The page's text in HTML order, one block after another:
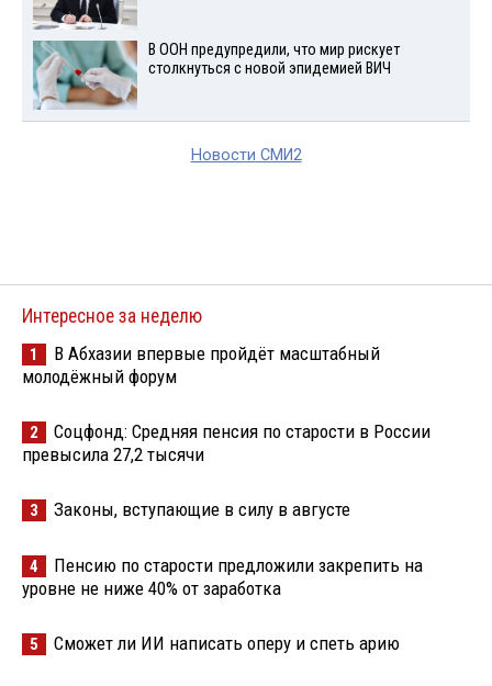
В ООН предупредили, что мир рискует
столкнуться с новой эпидемией ВИЧ
Новости СМИ2
Интересное за неделю
1
В Абхазии впервые пройдёт масштабный
молодёжный форум
2
Соцфонд: Средняя пенсия по старости в России
превысила 27,2 тысячи
3 Законы, вступающие в силу в августе
4
Пенсию по старости предложили закрепить на
уровне не ниже 40% от заработка
5 Сможет ли ИИ написать оперу и спеть арию